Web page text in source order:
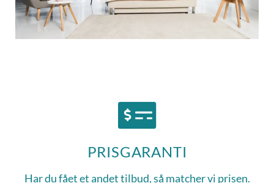
PRISGARANTI
Har du fået et andet tilbud, så matcher vi prisen.